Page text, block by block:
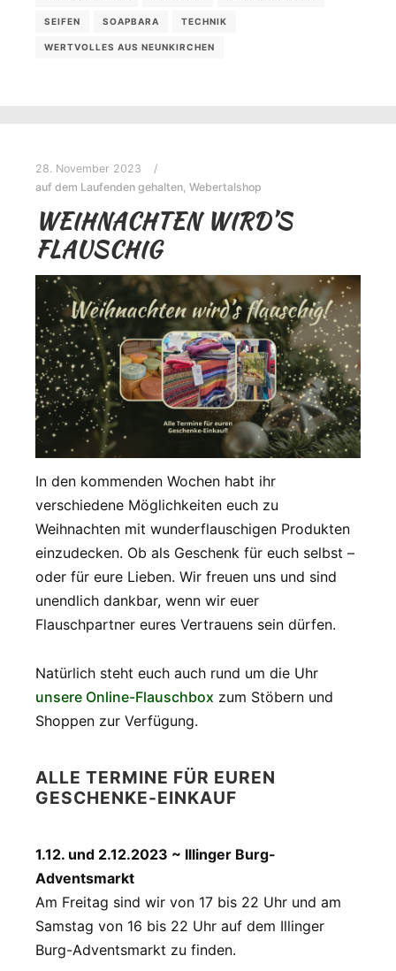
SEIFEN SOAPBARA TECHNIK
WERTVOLLES AUS NEUNKIRCHEN
28. November 2023
auf dem Laufenden gehalten Webertalshop
WEIHNACHTEN WIRD’S
FLAUSCHIG
In den kommenden Wochen habt ihr
verschiedene Möglichkeiten euch zu
Weihnachten mit wunderflauschigen Produkten
einzudecken. Ob als Geschenk für euch selbst –
oder für eure Lieben. Wir freuen uns und sind
unendlich dankbar, wenn wir euer
Flauschpartner eures Vertrauens sein dürfen.
Natürlich steht euch auch rund um die Uhr
unsere Online-Flauschbox zum Stöbern und
Shoppen zur Verfügung.
ALLE TERMINE FÜR EUREN
GESCHENKE-EINKAUF
1.12. und 2.12.2023 ~ Illinger Burg-
Adventsmarkt
Am Freitag sind wir von 17 bis 22 Uhr und am
Samstag von 16 bis 22 Uhr auf dem Illinger
Burg-Adventsmarkt zu finden.